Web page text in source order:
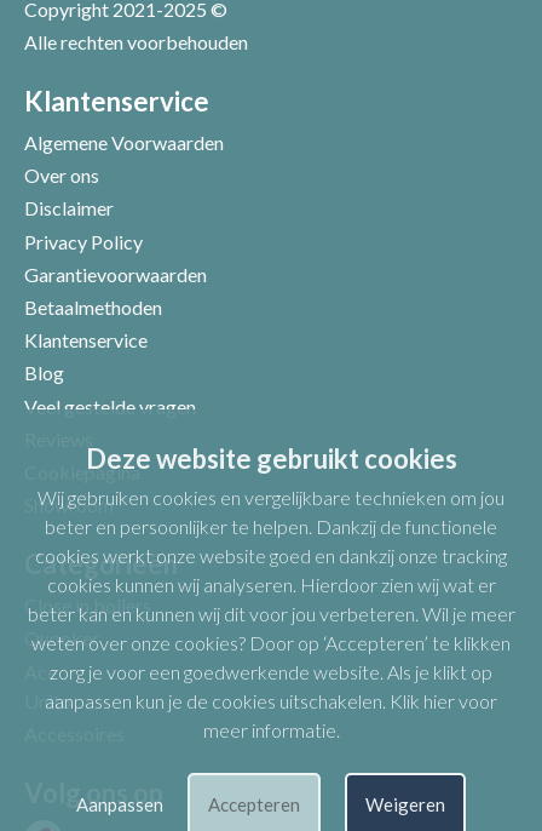
Uw beoordeling
Copyright 2021-2025 ©
Alle rechten voorbehouden
Klantenservice
Algemene Voorwaarden
Over ons
Disclaimer
Privacy Policy
Garantievoorwaarden
Betaalmethoden
Klantenservice
Blog
Veel gestelde vragen
Cookiepagina
Showroom
Categorieën
Close in boilers
Quooker
Ace
Unito
Volg ons op
Deze website gebruikt cookies
Wij gebruiken cookies en vergelijkbare technieken om jou
beter en persoonlijker te helpen. Dankzij de functionele
cookies werkt onze website goed en dankzij onze tracking
cookies kunnen wij analyseren. Hierdoor zien wij wat er
beter kan en kunnen wij dit voor jou verbeteren. Wil je meer
weten over onze cookies? Door op ‘Accepteren’ te klikken
zorg je voor een goedwerkende website. Als je klikt op
aanpassen kun je de cookies uitschakelen. Klik hier voor
meer informatie.
Aanpassen Accepteren Weigeren